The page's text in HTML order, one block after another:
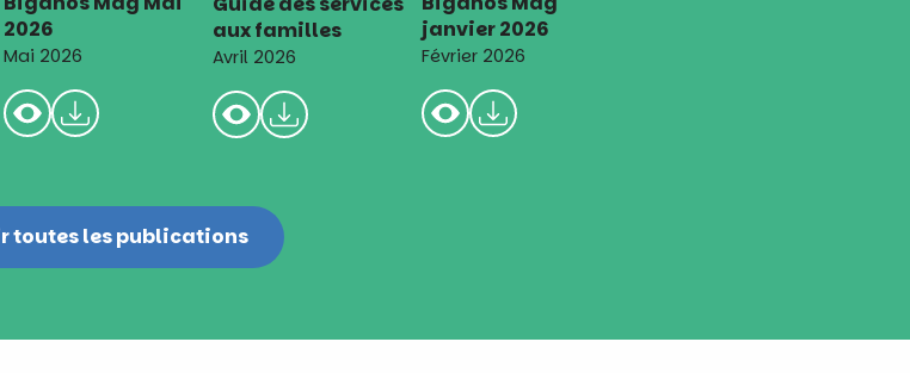
2026
Mai 2026
aux familles
Avril 2026
janvier 2026
Février 2026
toutes les publications